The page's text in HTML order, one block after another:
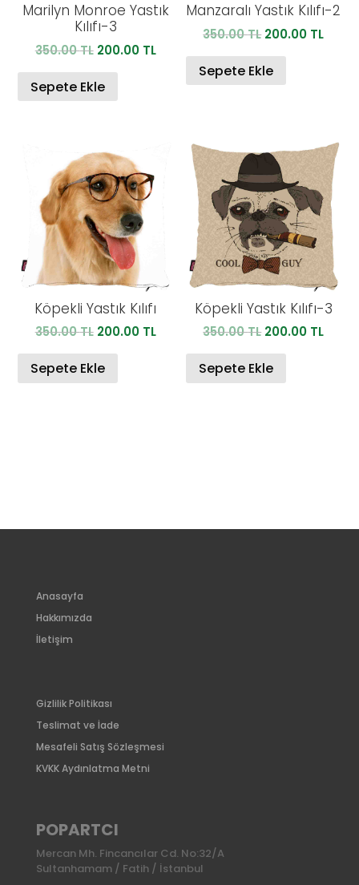
Marilyn Monroe Yastık
Kılıfı-3
350.00TL Orijinal
350.00 TL.
200.00 TLŞu
andaki
fiyat:
Sepete Ekle
Manzaralı Yastık Kılıfı-2
350.00TL Orijinal
350.00 TL.
200.00 TLŞu
Sepete Ekle
Köpekli Yastık Kılıfı
350.00TL Orijinal
350.00 TL.
200.00 TLŞu
200.00 TL.
Sepete Ekle
Köpekli Yastık Kılıfı-3
350.00TL Orijinal
350.00 TL.
200.00 TLŞu
Sepete Ekle
Anasayfa
Hakkımızda
İletişim
Gizlilik Politikası
Teslimat ve İade
Mesafeli Satış Sözleşmesi
KVKK Aydınlatma Metni
POPARTCI
Mercan Mh. Fincancılar Cd. No:32/A
Sultanhamam / Fatih / İstanbul